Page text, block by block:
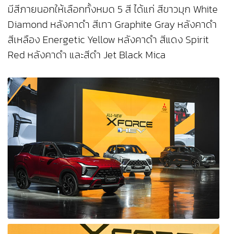
มีสีภายนอกให้เลือกทั้งหมด 5 สี ได้แก่ สีขาวมุก White
Diamond หลังคาดำ สีเทา Graphite Gray หลังคาดำ
สีเหลือง Energetic Yellow หลังคาดำ สีแดง Spirit
Red หลังคาดำ และสีดำ Jet Black Mica